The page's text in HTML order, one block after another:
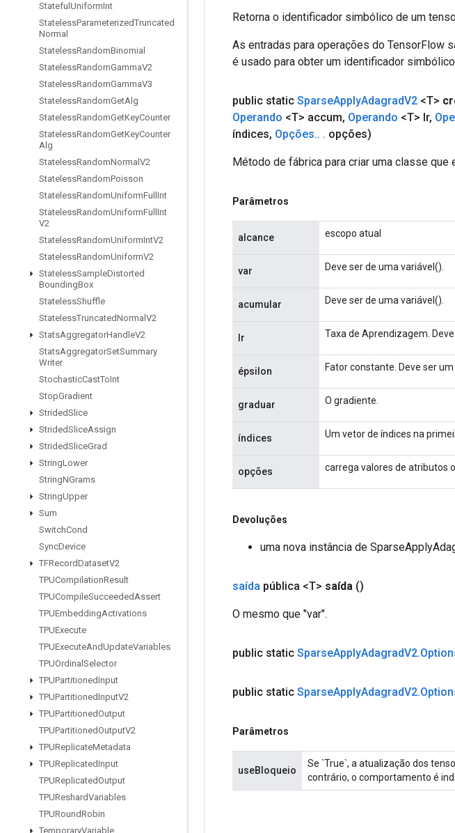
Stateful UniformInt
StatelessParameterizedTruncated
Normal
StatelessRandomBinomial
StatelessRandomGammaV2
StatelessRandomGammaV3
StatelessRandomGetAlg
StatelessRandomGetKeyCounter
StatelessRandomGetKeyCounter
Alg
StatelessRandomNormal V2
StatelessRandomPoisson
StatelessRandomUniformFull Int
StatelessRandomUniformFull Int
V2
StatelessRandomUniformIntV2
StatelessRandomUniformV2
StatelessSampleDistorted
BoundingBox
StatelessShuffle
StatelessTruncatedNormal V2
StatsAggregatorHandleV2
StatsAggregatorSetSummary
Writer
StochasticCastToInt
StopGradient
StridedSlice
StridedSliceAssign
StridedSliceGrad
StringLower
StringNGrams
StringUpper
Sum
SwitchCond
SyncDevice
TFRecordDatasetV2
TPUCompilationResult
TPUCompileSucceededAssert
TPUEmbeddingActivations
TPUExecute
TPUExecuteAndUpdateVariables
TPUOrdinal Selector
TPUPartitionedInput
TPUPartitionedInputV2
TPUPartitionedOutput
TPUPartitionedOutputV2
TPUReplicateMetadata
TPUReplicatedInput
TPUReplicatedOutput
TPUReshardVariables
TPURoundRobin
TemporaryVariable
Retorna o identificador simbólico de um
As entradas para operações do TensorFlow
é usado para obter um identificador
public static SparseApplyAdagradV2 <T>
Operando <T> accum, Operando <T> lr,
índices, Opções.. . opções)
Método de fábrica para criar uma classe que
Parâmetros
alcance escopo atual
var Deve ser de uma variável().
acumular Deve ser de uma variável().
lr Taxa de Aprendizagem.
épsilon Fator constante. Deve ser um
graduar O gradiente.
índices Um vetor de índices na
opções carrega valores de atributos
Devoluções
uma nova instância de
saída pública <T> saída ()
O mesmo que "var".
public static SparseApplyAdagradV2.
public static SparseApplyAdagradV2.
Parâmetros
useBloqueio
Se `True`, a atualização dos
contrário, o comportamento é